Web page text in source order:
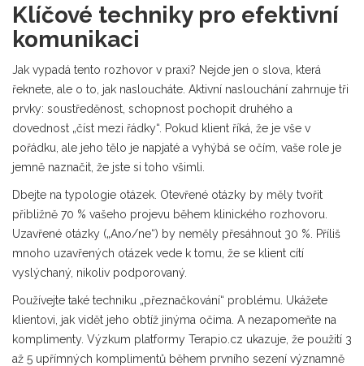
Klíčové techniky pro efektivní
komunikaci
Jak vypadá tento rozhovor v praxi? Nejde jen o slova, která
řeknete, ale o to, jak nasloucháte. Aktivní naslouchání zahrnuje tři
prvky: soustředěnost, schopnost pochopit druhého a
dovednost „číst mezi řádky“. Pokud klient říká, že je vše v
pořádku, ale jeho tělo je napjaté a vyhýbá se očím, vaše role je
jemně naznačit, že jste si toho všimli.
Dbejte na typologie otázek. Otevřené otázky by měly tvořit
přibližně 70 % vašeho projevu během klinického rozhovoru.
Uzavřené otázky („Ano/ne“) by neměly přesáhnout 30 %. Příliš
mnoho uzavřených otázek vede k tomu, že se klient cítí
vyslýchaný, nikoliv podporovaný.
Používejte také techniku „přeznačkování“ problému. Ukážete
klientovi, jak vidět jeho obtíž jinýma očima. A nezapomeňte na
komplimenty. Výzkum platformy Terapio.cz ukazuje, že použití 3
až 5 upřímných komplimentů během prvního sezení významně